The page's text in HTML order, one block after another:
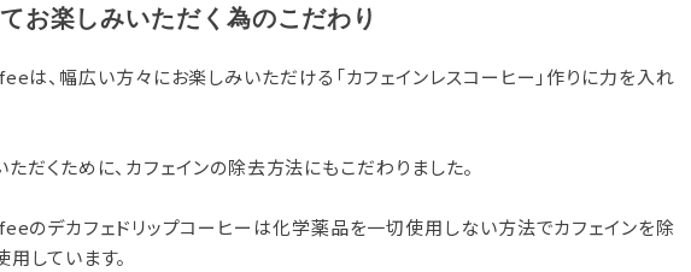
お楽しみいただく為のこだわり
、幅広い方々にお楽しみいただける「カフェインレスコーヒー」作りに力を入れ
だくために、カフェインの除去方法にもこだわりました。
のデカフェドリップコーヒーは化学薬品を一切使用しない方法でカフェインを除
しています。